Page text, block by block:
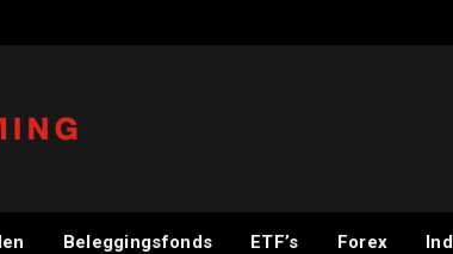
Beleggingsfonds ETF’s Forex